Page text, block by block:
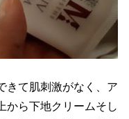
きて肌刺激がなく、ア
から下地クリームそし